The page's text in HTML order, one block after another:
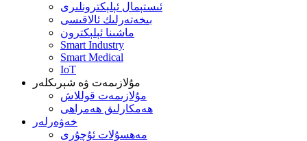
ئىستېمال ئېلېكترونلىرى
بىخەتەرلىك ئالاقىسى
ماشىنا ئېلېكترون
Smart Industry
Smart Medical
IoT
مۇلازىمەت ۋە شېرىكلەر
مۇلازىمەت قوللاش
ھەمكارلىق ھەمراھى
خەۋەرلەر
مەھسۇلات ئۇچۇرى